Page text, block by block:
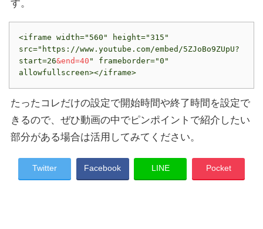
す。
<iframe width="560" height="315"
src="https://www.youtube.com/embed/5ZJoBo9ZUpU?
start=26&end=40 " frameborder="0"
allowfullscreen></iframe>
たったコレだけの設定で開始時間や終了時間を設定で
きるので、ぜひ動画の中でピンポイントで紹介したい
部分がある場合は活用してみてください。
Twitter Facebook LINE Pocket